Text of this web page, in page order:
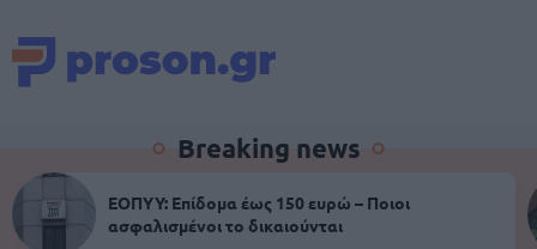
Breaking news
ΕΟΠΥΥ: Επίδομα έως 150 ευρώ – Ποιοι
ασφαλισμένοι το δικαιούνται